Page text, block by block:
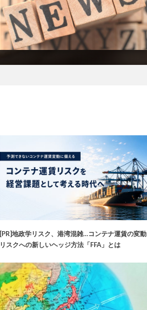
[PR]地政学リスク、港湾混雑…コンテナ運賃の変動
リスクへの新しいヘッジ方法「FFA」とは